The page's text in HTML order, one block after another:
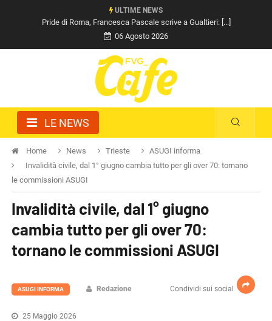
ULTIME NEWS
Pride di Roma, Francesca Pascale scrive a Gualtieri: [...]
06 Agosto 2026
LE NEWS
Home News Trieste
ASUGI informa
Invalidità civile, dal 1° giugno cambia tutto per gli over 70: tornano
le commissioni ASUGI
Invalidità civile, dal 1° giugno
cambia tutto per gli over 70:
tornano le commissioni ASUGI
Condividi sui social
ASUGI INFORMA Redazione
25 Maggio 2026